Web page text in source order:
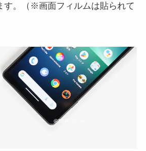
す。（※画面フィルムは貼られて